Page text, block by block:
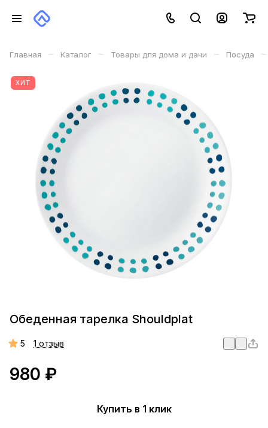
Главная – Каталог – Товары для дома и дачи – Посуда –
ХИТ
Обеденная тарелка Shouldplat
5 1 отзыв
980 ₽
Купить в 1 клик